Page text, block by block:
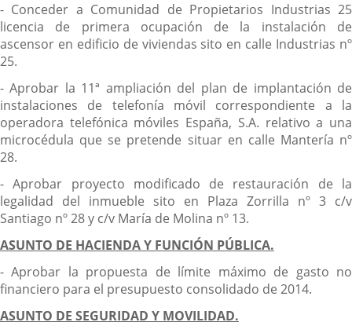
- Conceder a Comunidad de Propietarios Industrias 25
licencia de primera ocupación de la instalación de
ascensor en edificio de viviendas sito en calle Industrias nº
25.
- Aprobar la 11ª ampliación del plan de implantación de
instalaciones de telefonía móvil correspondiente a la
operadora telefónica móviles España, S.A. relativo a una
microcédula que se pretende situar en calle Mantería nº
28.
- Aprobar proyecto modificado de restauración de la
legalidad del inmueble sito en Plaza Zorrilla nº 3 c/v
Santiago nº 28 y c/v María de Molina nº 13.
ASUNTO DE HACIENDA Y FUNCIÓN PÚBLICA.
- Aprobar la propuesta de límite máximo de gasto no
financiero para el presupuesto consolidado de 2014.
ASUNTO DE SEGURIDAD Y MOVILIDAD.